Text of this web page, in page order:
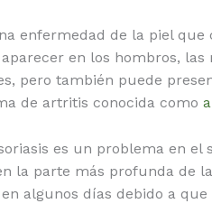
enfermedad de la piel
en los hombros,
pero también puede
de artritis conocida como
es un problema en
la parte más profunda de
algunos días debido a